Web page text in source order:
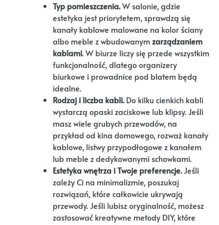
Typ pomieszczenia.W salonie, gdzie
estetyka jest priorytetem, sprawdzą się
kanały kablowe malowane na kolor ściany
albo meble z wbudowanymzarządzaniem
kablami. W biurze liczy się przede wszystkim
funkcjonalność, dlatego organizery
biurkowe i prowadnice pod blatem będą
idealne.
Rodzaj i liczba kabli.Do kilku cienkich kabli
wystarczą opaski zaciskowe lub klipsy. Jeśli
masz wiele grubych przewodów, na
przykład od kina domowego, rozważ kanały
kablowe, listwy przypodłogowe z kanałem
lub meble z dedykowanymi schowkami.
Estetyka wnętrza i Twoje preferencje.Jeśli
zależy Ci na minimalizmie, poszukaj
rozwiązań, które całkowicie ukrywają
przewody. Jeśli lubisz oryginalność, możesz
zastosować kreatywne metody DIY, które